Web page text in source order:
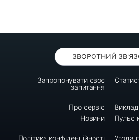
ЗВОРОТНИЙ
Запропонувати своє
запитання
Про сервіс
Новини
Пульс
Політика конфіденційності Угода